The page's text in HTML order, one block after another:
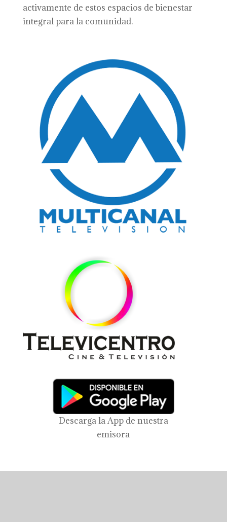
activamente de estos espacios de bienestar
integral para la comunidad.
Descarga la App de nuestra
emisora